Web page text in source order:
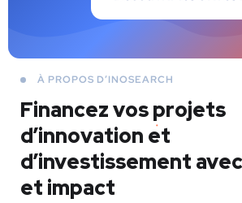
À PROPOS D’INOSEARCH
Financez vos projets
d’innovation et
d’investissement
et impact